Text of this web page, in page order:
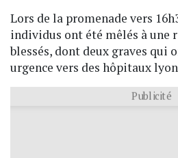
Lors de la promenade vers
individus ont été mêlés à une
blessés, dont deux graves qui
urgence vers des hôpitaux
Publicité